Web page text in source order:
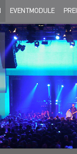
EVENTMODULE